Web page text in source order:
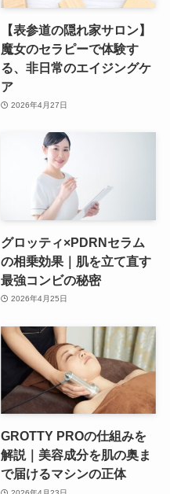
【表参道の隠れ家サロン】
魔女のセラピーで体験す
る、非日常のエイジングケ
ア
2026年4月27日
グロッティ×PDRNセラム
の相乗効果｜肌を立て直す
最強コンビの秘密
2026年4月25日
GROTTY PROの仕組みを
解説｜美容成分を肌の奥ま
で届けるマシンの正体